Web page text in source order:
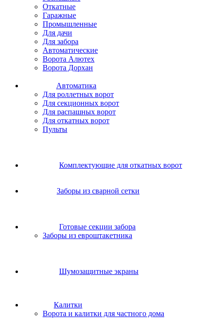
Откатные
Гаражные
Промышленные
Для дачи
Для забора
Автоматические
Ворота Алютех
Ворота Дорхан
Автоматика
Для роллетных ворот
Для секционных ворот
Для распашных ворот
Для откатных ворот
Пульты
Комплектующие для откатных ворот
Заборы из сварной сетки
Готовые секции забора
Заборы из евроштакетника
Шумозащитные экраны
Калитки
Ворота и калитки для частного дома